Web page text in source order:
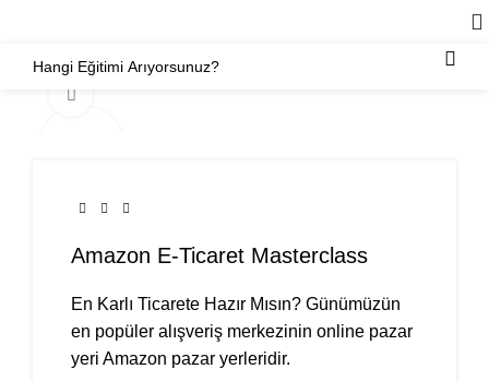
Amazon E-Ticaret Masterclass
En Karlı Ticarete Hazır Mısın? Günümüzün
en popüler alışveriş merkezinin online pazar
yeri Amazon pazar yerleridir.